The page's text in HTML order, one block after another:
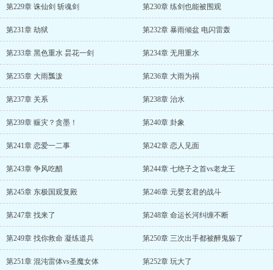
第229章 诛仙剑 斩魂剑 第230章 练剑也能被围观
第231章 劫狱 第232章 暴雨倾盆 电闪雷轰
第233章 黑色重水 昙花一剑 第234章 无用重水
第235章 大雨瓢泼 第236章 大雨为祸
第237章 关系 第238章 治水
第239章 赈灾？贪墨！ 第240章 卦象
第241章 恋爱一二事 第242章 恋人见面
第243章 争风吃醋 第244章 七绝子之首vs老龙王
第245章 东极国观复殿 第246章 元婴玄君的战斗
第247章 找来了 第248章 命运长河纠缠不断
第249章 找你救命 凝练道兵 第250章 三次出手都被醉鬼躲了
第251章 混沌雷体vs圣魔女体 第252章 玩大了